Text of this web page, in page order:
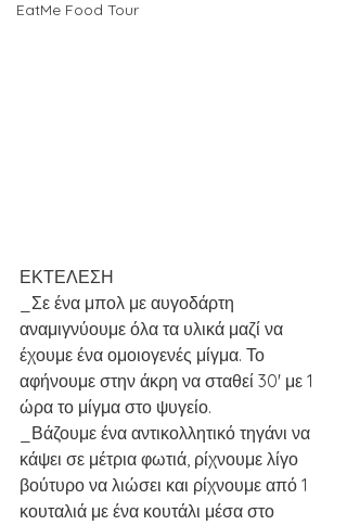
EatMe Food Tour
ΕΚΤΕΛΕΣΗ
_Σε ένα μπολ με αυγοδάρτη
αναμιγνύουμε όλα τα υλικά μαζί να
έχουμε ένα ομοιογενές μίγμα. Το
αφήνουμε στην άκρη να σταθεί 30' με 1
ώρα το μίγμα στο ψυγείο.
_Βάζουμε ένα αντικολλητικό τηγάνι να
κάψει σε μέτρια φωτιά, ρίχνουμε λίγο
βούτυρο να λιώσει και ρίχνουμε από 1
κουταλιά με ένα κουτάλι μέσα στο